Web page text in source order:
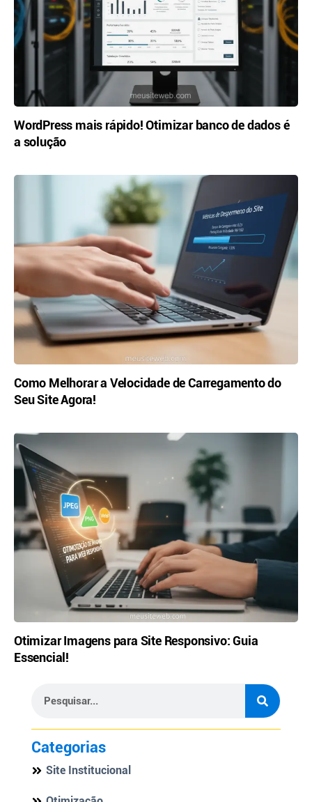
WordPress mais rápido! Otimizar banco de dados é
a solução
Como Melhorar a Velocidade de Carregamento do
Seu Site Agora!
Otimizar Imagens para Site Responsivo: Guia
Essencial!
Categorias
Site Institucional